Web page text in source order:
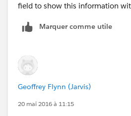
field to show this information
Marquer comme utile
Geoffrey Flynn (Jarvis)
20 mai 2016 à 11:15